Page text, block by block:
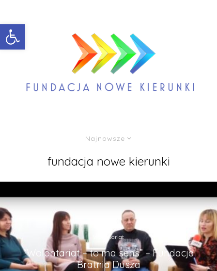
Open toolbar
Najnowsze
fundacja nowe kierunki
Wolontariat
“Wolontariat – to ma sens” – Fundacja
Bratnia Dusza